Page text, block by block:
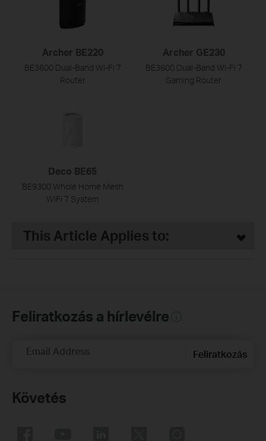
Archer BE220
BE3600 Dual-Band Wi-Fi 7
Router
Archer GE230
BE3600 Dual-Band Wi-Fi 7
Gaming Router
Deco BE65
BE9300 Whole Home Mesh
WiFi 7 System
This Article Applies to:
Feliratkozás a hírlevélre
Email Address Feliratkozás
Követés